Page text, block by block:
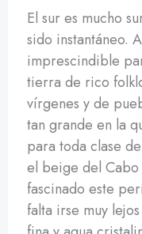
El sur es mucho
sido instantáneo.
imprescindible
tierra de rico
vírgenes y de
tan grande en la
para toda clase
el beige del Cabo
fascinado este
falta irse muy